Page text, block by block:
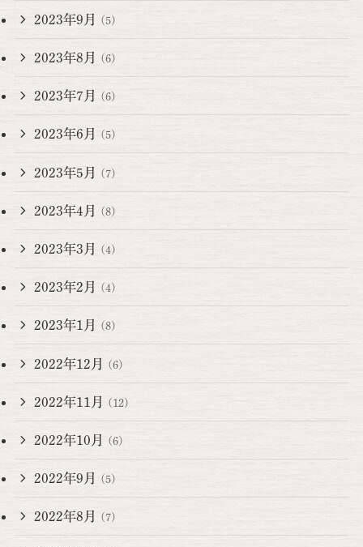
2023年9月 (5)
2023年8月 (6)
2023年7月 (6)
2023年6月 (5)
2023年5月 (7)
2023年4月 (8)
2023年3月 (4)
2023年2月 (4)
2023年1月 (8)
2022年12月 (6)
2022年11月 (12)
2022年10月 (6)
2022年9月 (5)
2022年8月 (7)